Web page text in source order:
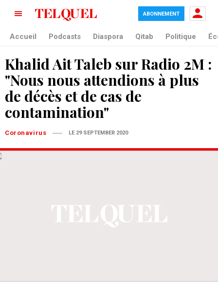
ABONNEMENT
Accueil Podcasts Diaspora Qitab Politique
Khalid Ait Taleb sur Radio 2M :
"Nous nous attendions à plus
de décès et de cas de
contamination"
Coronavirus LE 29 SEPTEMBER 2020